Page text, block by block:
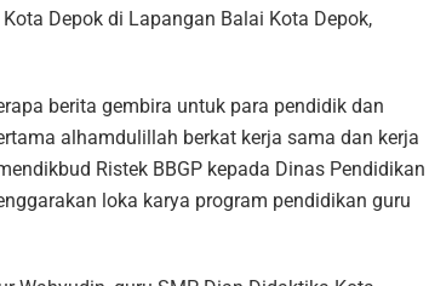
Depok di Lapangan Balai Kota Depok,
berita gembira untuk para pendidik dan
alhamdulillah berkat kerja sama dan kerja
Ristek BBGP kepada Dinas Pendidikan
loka karya program pendidikan guru